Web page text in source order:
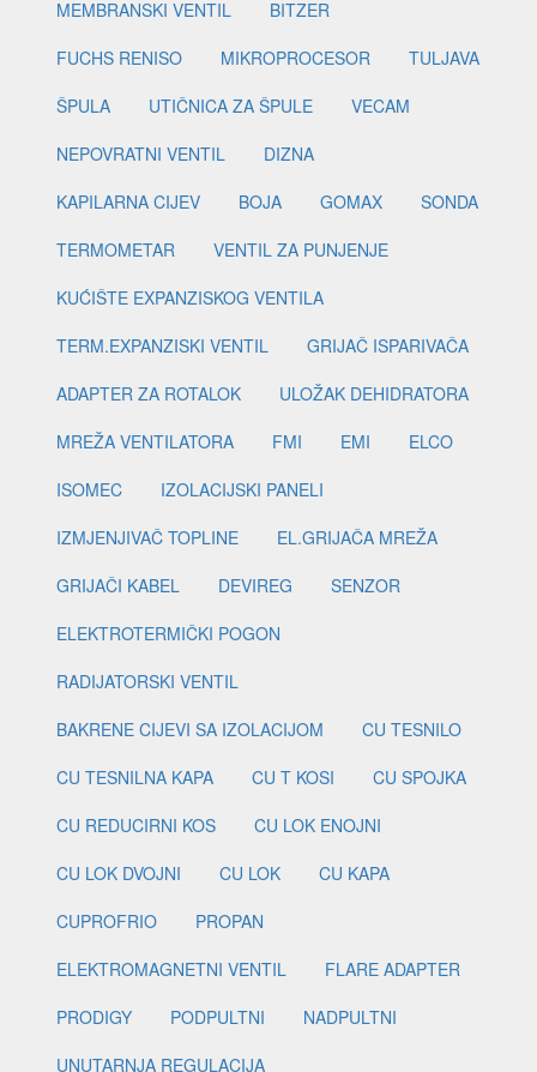
MEMBRANSKI VENTIL
BITZER
FUCHS RENISO
MIKROPROCESOR
TULJAVA
ŠPULA
UTIČNICA ZA ŠPULE
VECAM
NEPOVRATNI VENTIL
DIZNA
KAPILARNA CIJEV
BOJA GOMAX
SONDA
TERMOMETAR
VENTIL ZA PUNJENJE
KUĆIŠTE EXPANZISKOG VENTILA
TERM.EXPANZISKI VENTIL
GRIJAČ ISPARIVAČA
ADAPTER ZA ROTALOK
ULOŽAK DEHIDRATORA
MREŽA VENTILATORA
FMI EMI
ELCO
ISOMEC
IZOLACIJSKI PANELI
IZMJENJIVAČ TOPLINE
EL.GRIJAČA MREŽA
GRIJAČI KABEL
DEVIREG
SENZOR
ELEKTROTERMIČKI POGON
RADIJATORSKI VENTIL
BAKRENE CIJEVI SA IZOLACIJOM
CU TESNILO
CU TESNILNA KAPA
CU T KOSI
CU SPOJKA
CU REDUCIRNI KOS
CU LOK ENOJNI
CU LOK DVOJNI
CU LOK
CU KAPA
CUPROFRIO
PROPAN
ELEKTROMAGNETNI VENTIL
FLARE ADAPTER
PRODIGY
PODPULTNI
NADPULTNI
UNUTARNJA REGULACIJA